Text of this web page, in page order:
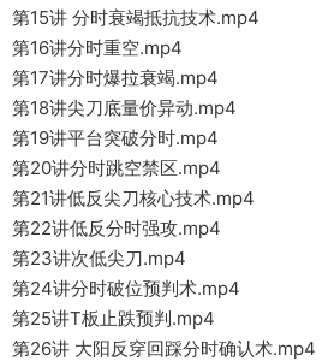
第15讲 分时衰竭抵抗技术.mp4
第16讲分时重空.mp4
第17讲分时爆拉衰竭.mp4
第18讲尖刀底量价异动.mp4
第19讲平台突破分时.mp4
第20讲分时跳空禁区.mp4
第21讲低反尖刀核心技术.mp4
第22讲低反分时强攻.mp4
第23讲次低尖刀.mp4
第24讲分时破位预判术.mp4
第25讲T板止跌预判.mp4
第26讲 大阳反穿回踩分时确认术.mp4